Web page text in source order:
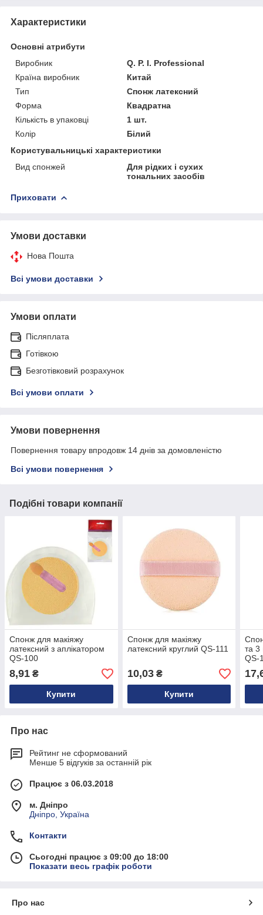
Характеристики
Основні атрибути
Виробник
Q. P. I. Professional
Країна виробник
Китай
Тип
Спонж латексний
Форма
Квадратна
Кількість в упаковці
1 шт.
Колір
Білий
Користувальницькі характеристики
Вид спонжей
Для рідких і сухих
тональних засобів
Приховати
Умови доставки
Нова Пошта
Всі умови доставки
Умови оплати
Післяплата
Готівкою
Безготівковий розрахунок
Всі умови оплати
Умови повернення
Повернення товару впродовж 14 днів за домовленістю
Всі умови повернення
Подібні товари компанії
Спонж для макіяжу
латексний з аплікатором
QS-100
8,91 ₴
Купити
Спонж для макіяжу
латексний круглий QS-111
10,03₴
Купити
та 3
QS-
Про нас
Рейтинг не сформований
Менше 5 відгуків за останній рік
Працює з 06.03.2018
м. Дніпро
Дніпро, Україна
Контакти
Сьогодні працює з 09:00 до 18:00
Показати весь графік роботи
Про нас